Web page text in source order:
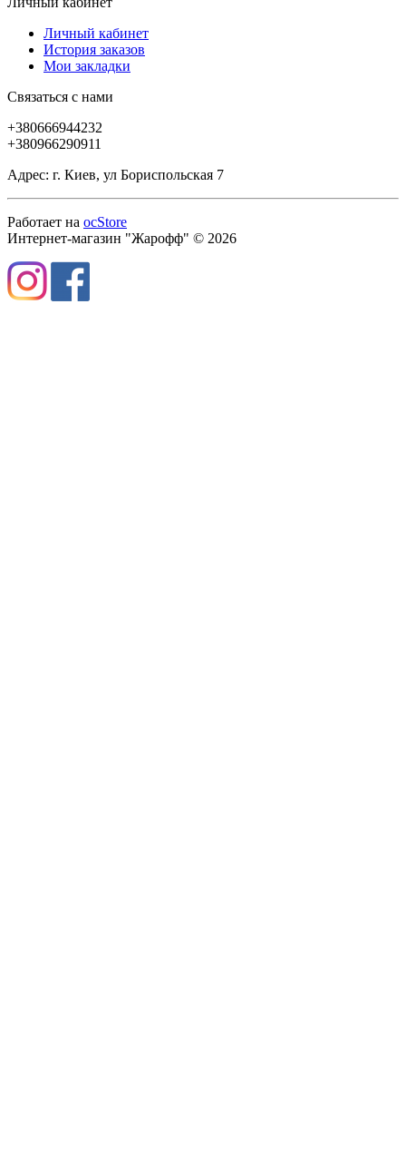
Личный кабинет
История заказов
Мои закладки
Связаться с нами
+380666944232
+380966290911
Адрес: г. Киев, ул Бориспольская 7
Работает на ocStore
Интернет-магазин "Жарофф" © 2026